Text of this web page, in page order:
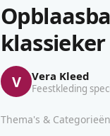
klassieker
V Vera Kleed
Feestkleding
Thema's &